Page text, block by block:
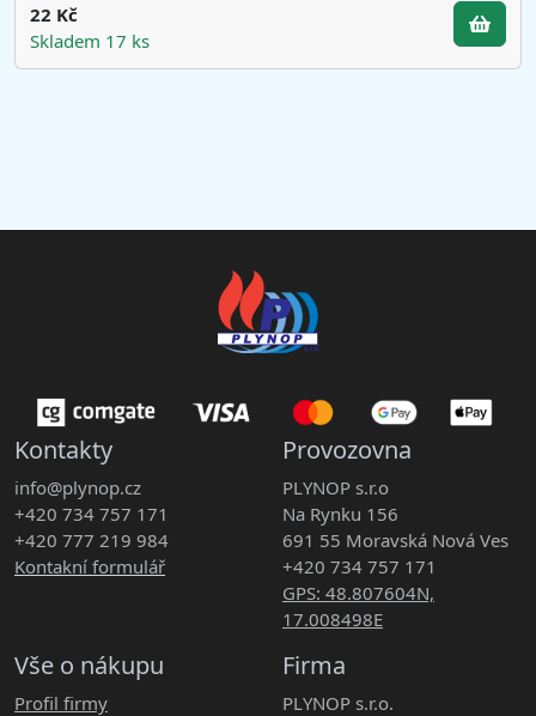
22 Kč
Skladem 17 ks
Kontakty
info@plynop.cz
+420 734 757 171
+420 777 219 984
Kontakní formulář
Provozovna
PLYNOP s.r.o
Na Rynku 156
691 55 Moravská Nová Ves
+420 734 757 171
GPS: 48.807604N,
17.008498E
Vše o nákupu
Profil firmy
Firma
PLYNOP s.r.o.